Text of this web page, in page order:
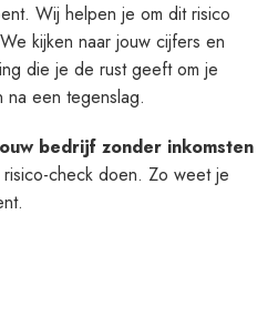
Wij helpen je om dit risico
kijken naar jouw cijfers en
die je de rust geeft om je
een tegenslag.
bedrijf zonder inkomsten
check doen. Zo weet je